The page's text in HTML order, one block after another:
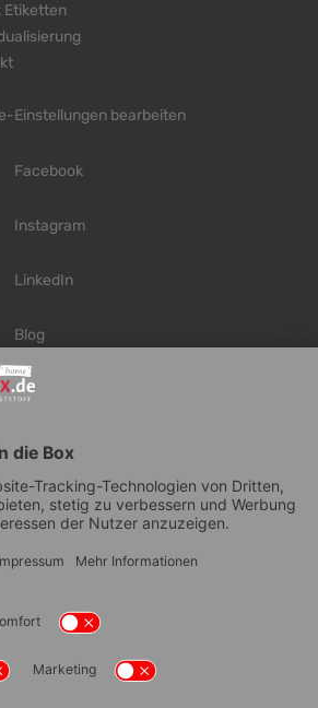
Etiketten
Einstellungen bearbeiten
Facebook
Instagram
LinkedIn
Blog
YouTube